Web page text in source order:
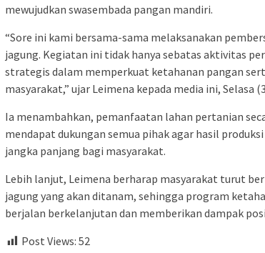
mewujudkan swasembada pangan mandiri.
“Sore ini kami bersama-sama melaksanakan
jagung. Kegiatan ini tidak hanya sebatas aktivitas
strategis dalam memperkuat ketahanan pangan
masyarakat,” ujar Leimena kepada media ini, Selasa
Ia menambahkan, pemanfaatan lahan pertanian
mendapat dukungan semua pihak agar hasil
jangka panjang bagi masyarakat.
Lebih lanjut, Leimena berharap masyarakat turut
jagung yang akan ditanam, sehingga program
berjalan berkelanjutan dan memberikan dampak
Post Views: 52